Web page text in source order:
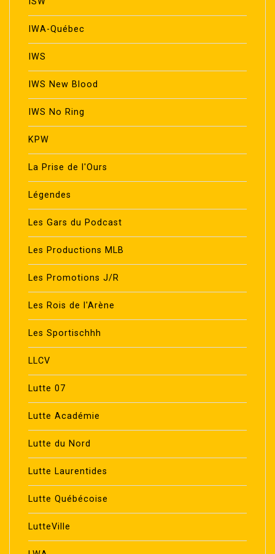
IWA-Québec
IWS
IWS New Blood
IWS No Ring
KPW
La Prise de l'Ours
Légendes
Les Gars du Podcast
Les Productions MLB
Les Promotions J/R
Les Rois de l'Arène
Les Sportischhh
LLCV
Lutte 07
Lutte Académie
Lutte du Nord
Lutte Laurentides
Lutte Québécoise
LutteVille